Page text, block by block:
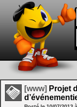
[www] Projet